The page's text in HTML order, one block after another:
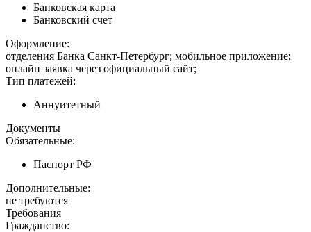
Банковская карта
Банковский счет
Оформление:
отделения Банка Санкт-Петербург; мобильное приложение;
онлайн заявка через официальный сайт;
Тип платежей:
Аннуитетный
Документы
Обязательные:
Паспорт РФ
Дополнительные:
не требуются
Требования
Гражданство: